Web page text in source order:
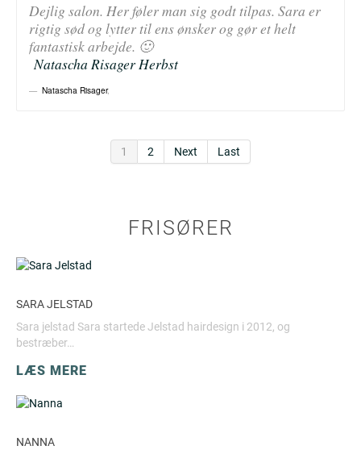
Dejlig salon. Her føler man sig godt tilpas. Sara er
rigtig sød og lytter til ens ønsker og gør et helt
fantastisk arbejde. 🙂
Natascha Risager Herbst
Natascha Risager,
1 2 Next Last
FRISØRER
SARA JELSTAD
Sara jelstad Sara startede Jelstad hairdesign i 2012, og
bestræber…
LÆS MERE
NANNA